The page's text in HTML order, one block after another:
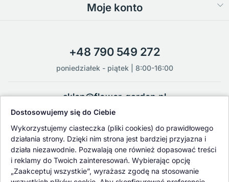
Moje konto
+48 790 549 272
poniedziałek - piątek | 8:00-16:00
sklep@flower-garden.pl
Oferowane przez nas rośliny i nasiona podlegają regularnej ścisłej
kontroli jakości oraz kontroli zdrowotnej przeprowadzanej przez
wykwalifikowane osoby z Państwowej Inspekcji Ochrony Roślin i
Nasiennictwa.
Dostosowujemy się do Ciebie
Wykorzystujemy ciasteczka (pliki cookies) do prawidłowego
działania strony. Dzięki nim strona jest bardziej przyjazna i
działa niezawodnie. Pozwalają one również dopasować treści
i reklamy do Twoich zainteresowań. Wybierając opcję
„Zaakceptuj wszystkie”, wyrażasz zgodę na stosowanie